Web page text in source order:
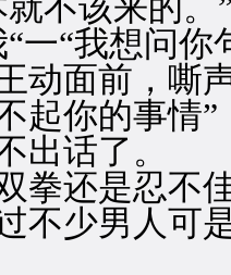
不该来的。
“我想问
面前，嘶声
起你的事情”
话了。
还是忍不佳
不少男人